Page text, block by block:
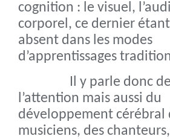
cognition : le visuel,
corporel, ce dernier
absent dans les modes
d’apprentissages
Il y parle donc des
l’attention mais aussi du
développement cérébral
musiciens, des